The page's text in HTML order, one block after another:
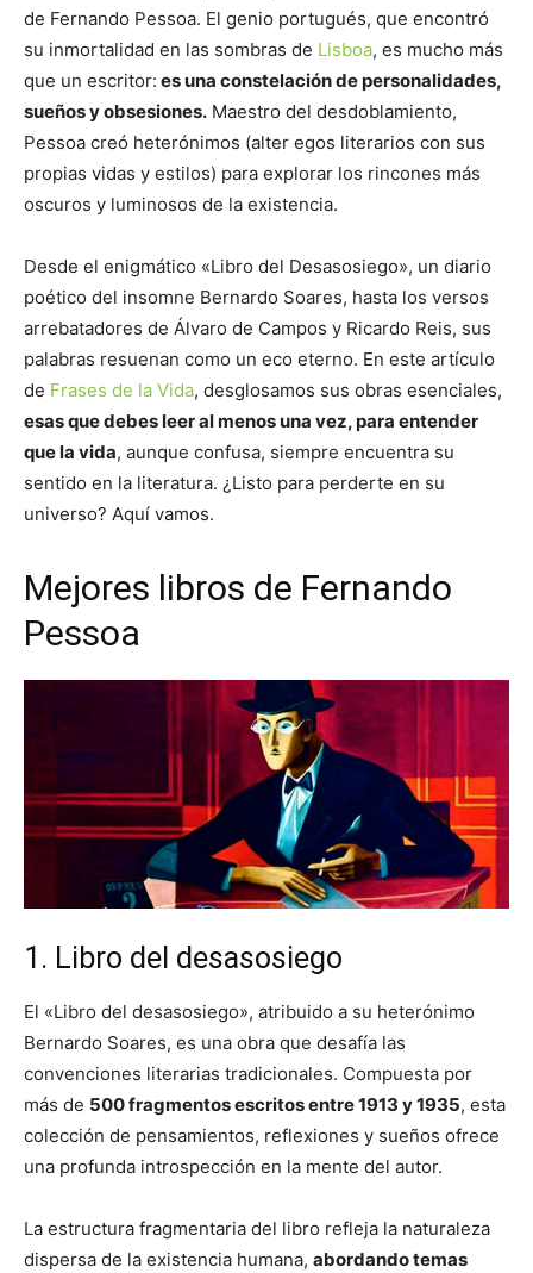
de Fernando Pessoa. El genio portugués, que encontró
su inmortalidad en las sombras de Lisboa, es mucho más
que un escritor: es una constelación de personalidades,
sueños y obsesiones. Maestro del desdoblamiento,
Pessoa creó heterónimos (alter egos literarios con sus
propias vidas y estilos) para explorar los rincones más
oscuros y luminosos de la existencia.
Desde el enigmático «Libro del Desasosiego», un diario
poético del insomne Bernardo Soares, hasta los versos
arrebatadores de Álvaro de Campos y Ricardo Reis, sus
palabras resuenan como un eco eterno. En este artículo
de Frases de la Vida, desglosamos sus obras esenciales,
esas que debes leer al menos una vez, para entender
que la vida, aunque confusa, siempre encuentra su
sentido en la literatura. ¿Listo para perderte en su
universo? Aquí vamos.
Mejores libros de Fernando
Pessoa
1. Libro del desasosiego
El «Libro del desasosiego», atribuido a su heterónimo
Bernardo Soares, es una obra que desafía las
convenciones literarias tradicionales. Compuesta por
más de 500 fragmentos escritos entre 1913 y 1935, esta
colección de pensamientos, reflexiones y sueños ofrece
una profunda introspección en la mente del autor.
La estructura fragmentaria del libro refleja la naturaleza
dispersa de la existencia humana, abordando temas